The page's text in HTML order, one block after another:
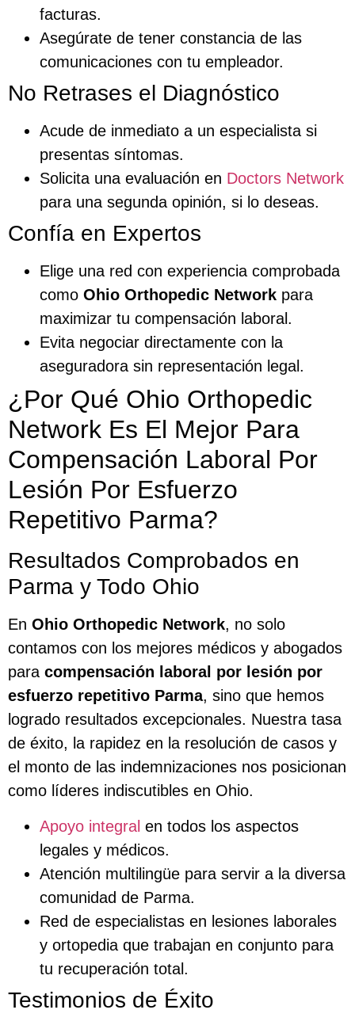
facturas.
Asegúrate de tener constancia de las
comunicaciones con tu empleador.
No Retrases el Diagnóstico
Acude de inmediato a un especialista si
presentas síntomas.
Solicita una evaluación en Doctors Network
para una segunda opinión, si lo deseas.
Confía en Expertos
Elige una red con experiencia comprobada
como Ohio Orthopedic Network para
maximizar tu compensación laboral.
Evita negociar directamente con la
aseguradora sin representación legal.
¿Por Qué Ohio Orthopedic
Network Es El Mejor Para
Compensación Laboral Por
Lesión Por Esfuerzo
Repetitivo Parma?
Resultados Comprobados en
Parma y Todo Ohio
En Ohio Orthopedic Network, no solo
contamos con los mejores médicos y abogados
para compensación laboral por lesión por
esfuerzo repetitivo Parma, sino que hemos
logrado resultados excepcionales. Nuestra tasa
de éxito, la rapidez en la resolución de casos y
el monto de las indemnizaciones nos posicionan
como líderes indiscutibles en Ohio.
Apoyo integral en todos los aspectos
legales y médicos.
Atención multilingüe para servir a la diversa
comunidad de Parma.
Red de especialistas en lesiones laborales
y ortopedia que trabajan en conjunto para
tu recuperación total.
Testimonios de Éxito